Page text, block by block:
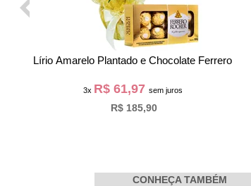
Cesta de Chocolate Pra Quem Merece
3x R$ 54,97 sem juros
R$ 164,90
CONHEÇA TAMBÉM